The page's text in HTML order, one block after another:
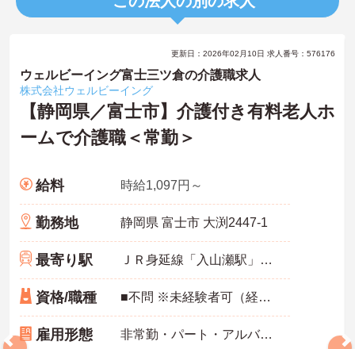
更新日：2026年02月10日 求人番号：576176
ウェルビーイング富士三ツ倉の介護職求人
株式会社ウェルビーイング
【静岡県／富士市】介護付き有料老人ホ
ームで介護職＜常勤＞
給料 時給1,097円～
勤務地 静岡県 富士市 大渕2447-1
最寄り駅 ＪＲ身延線「入山瀬駅」バス・車11分
資格/職種 ■不問 ※未経験者可（経験者歓迎）
雇用形態 非常勤・パート・アルバイト